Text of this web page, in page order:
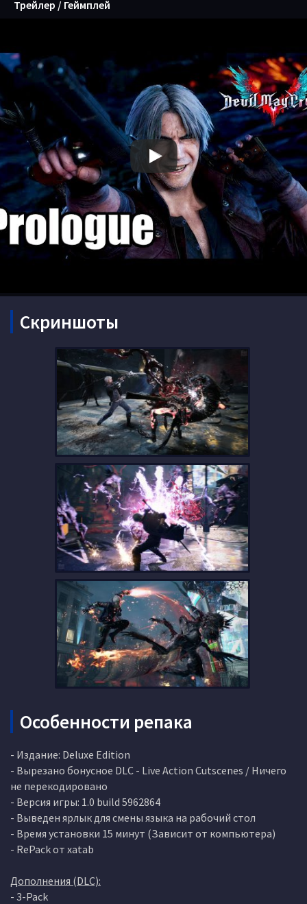
Трейлер / Геймплей
Скриншоты
Особенности репака
- Издание: Deluxe Edition
- Вырезано бонусное DLC - Live Action Cutscenes / Ничего
не перекодировано
- Версия игры: 1.0 build 5962864
- Выведен ярлык для смены языка на рабочий стол
- Время установки 15 минут (Зависит от компьютера)
- RePack от xatab
Дополнения (DLC):
- 3-Pack